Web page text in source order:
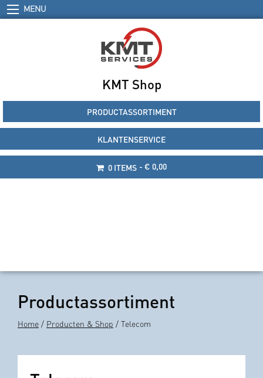
MENU
KMT Shop
PRODUCTASSORTIMENT
KLANTENSERVICE
0 ITEMS € 0,00
Productassortiment
Home / Producten & Shop / Telecom